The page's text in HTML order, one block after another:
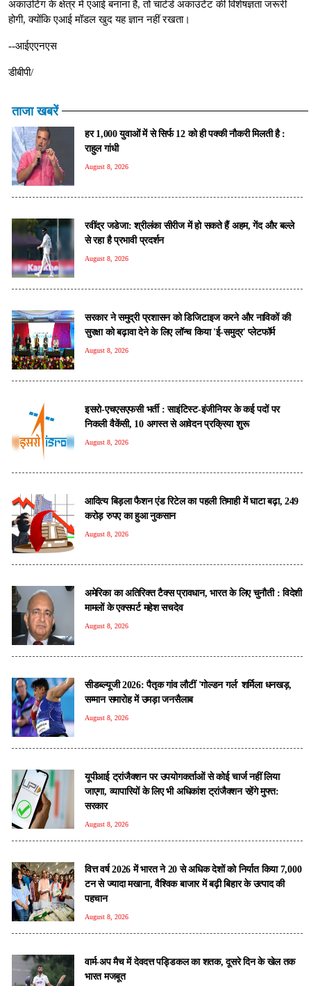
अकाउंटिंग के क्षेत्र में एआई बनाना है, तो चार्टर्ड अकाउंटेंट की विशेषज्ञता जरूरी
होगी, क्योंकि एआई मॉडल खुद यह ज्ञान नहीं रखता।
--आईएएनएस
डीबीपी/
ताजा खबरें
हर 1,000 युवाओं में से सिर्फ 12 को ही पक्की नौकरी मिलती है :
राहुल गांधी
August 8, 2026
रवींद्र जडेजा: श्रीलंका सीरीज में हो सकते हैं अहम, गेंद और बल्ले
से रहा है प्रभावी प्रदर्शन
August 8, 2026
सरकार ने समुद्री प्रशासन को डिजिटाइज करने और नाविकों की
सुरक्षा को बढ़ावा देने के लिए लॉन्च किया 'ई-समुद्र' प्लेटफॉर्म
August 8, 2026
इसरो-एचएसएफसी भर्ती : साइंटिस्ट-इंजीनियर के कई पदों पर
निकली वैकेंसी, 10 अगस्त से आवेदन प्रक्रिया शुरू
August 8, 2026
आदित्य बिड़ला फैशन एंड रिटेल का पहली तिमाही में घाटा बढ़ा, 249
करोड़ रुपए का हुआ नुकसान
August 8, 2026
अमेरिका का अतिरिक्त टैक्स प्रावधान, भारत के लिए चुनौती : विदेशी
मामलों के एक्सपर्ट महेश सचदेव
August 8, 2026
सीडब्ल्यूजी 2026: पैतृक गांव लौटीं 'गोल्डन गर्ल' शर्मिला धनखड़,
सम्मान समारोह में उमड़ा जनसैलाब
August 8, 2026
यूपीआई ट्रांजैक्शन पर उपयोगकर्ताओं से कोई चार्ज नहीं लिया
जाएगा, व्यापारियों के लिए भी अधिकांश ट्रांजैक्शन रहेंगे मुफ्त:
सरकार
August 8, 2026
वित्त वर्ष 2026 में भारत ने 20 से अधिक देशों को निर्यात किया 7,000
टन से ज्यादा मखाना, वैश्विक बाजार में बढ़ी बिहार के उत्पाद की
पहचान
August 8, 2026
वार्म-अप मैच में देवदत्त पड्डिकल का शतक, दूसरे दिन के खेल तक
भारत मजबूत